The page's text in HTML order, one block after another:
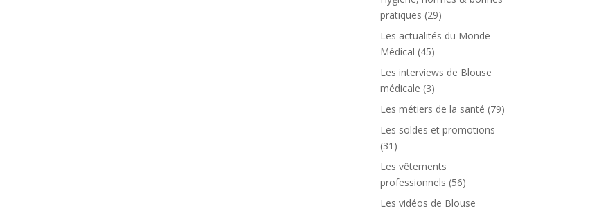
pratiques (29)
Les actualités du Monde
Médical (45)
Les interviews de Blouse
médicale (3)
Les métiers de la santé (79)
Les soldes et promotions
(31)
Les vêtements
professionnels (56)
Les vidéos de Blouse